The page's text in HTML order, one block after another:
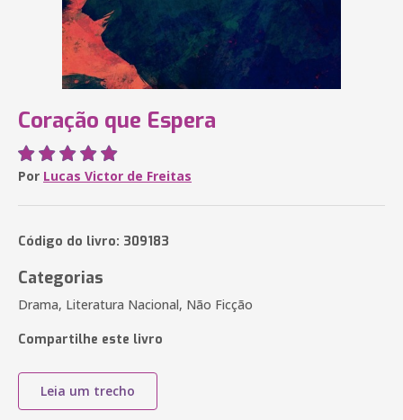
Coração que Espera
Por Lucas Victor de Freitas
Código do livro: 309183
Categorias
Drama, Literatura Nacional, Não Ficção
Compartilhe este livro
Leia um trecho